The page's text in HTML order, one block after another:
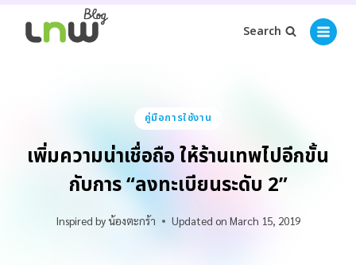
Search
คู่มือการใช้งาน
เพิ่มความน่าเชื่อถือ ให้ร้านเทพไปอีกขั้น
กับการ “ลงทะเบียนระดับ 2”
Inspired by น้องตะกร้า Updated on March 15, 2019